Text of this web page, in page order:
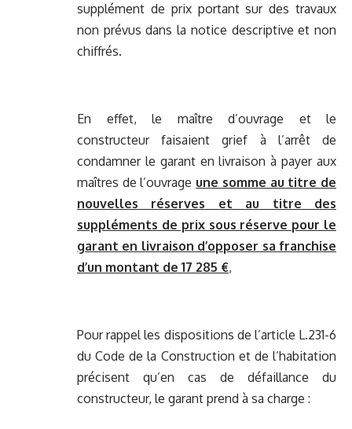
supplément de prix portant sur des travaux
non prévus dans la notice descriptive et non
chiffrés.
En effet, le maître d’ouvrage et le
constructeur faisaient grief à l’arrêt de
condamner le garant en livraison à payer aux
maîtres de l’ouvrage une somme au titre de
nouvelles réserves et au titre des
suppléments de prix sous réserve pour le
garant en livraison d’opposer sa franchise
d’un montant de 17 285 €,
Pour rappel les dispositions de l’article L.231-6
du Code de la Construction et de l’habitation
précisent qu’en cas de défaillance du
constructeur, le garant prend à sa charge :